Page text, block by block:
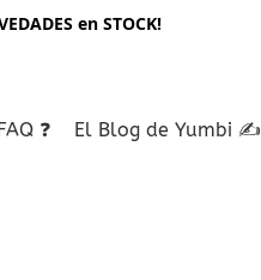
en STOCK!
❓ El Blog de Yumbi ✍️